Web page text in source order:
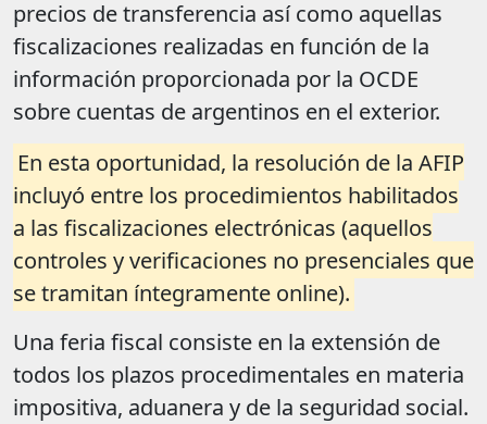
precios de transferencia así como aquellas
fiscalizaciones realizadas en función de la
información proporcionada por la OCDE
sobre cuentas de argentinos en el exterior.
En esta oportunidad, la resolución de la AFIP
incluyó entre los procedimientos habilitados
a las fiscalizaciones electrónicas (aquellos
controles y verificaciones no presenciales que
se tramitan íntegramente online).
Una feria fiscal consiste en la extensión de
todos los plazos procedimentales en materia
impositiva, aduanera y de la seguridad social.